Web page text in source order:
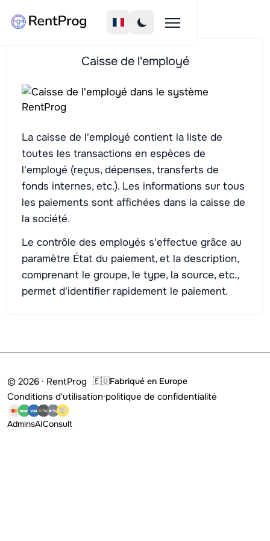
Caisse de l'employé
La caisse de l'employé contient la liste de
toutes les transactions en espèces de
l'employé (reçus, dépenses, transferts de
fonds internes, etc.). Les informations sur tous
les paiements sont affichées dans la caisse de
la société.
Le contrôle des employés s'effectue grâce au
paramètre État du paiement, et la description,
comprenant le groupe, le type, la source, etc.,
permet d'identifier rapidement le paiement.
© 2026 · RentProg 🇪🇺Fabriqué en Europe
Conditions d'utilisation·politique de confidentialité
AdminsAIConsult